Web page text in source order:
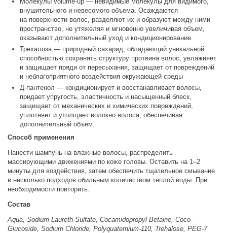
внушительного и невесомого объема. Осаждаются
на поверхности волос, разделяют их и образуют между ними
пространство, не утяжеляя и мгновенно увеличивая объем,
оказывают дополнительный уход и кондиционирование.
Трехалоза — природный сахарид, обладающий уникальной
способностью сохранять структуру протеина волос, увлажняет
и защищает пряди от пересыхания, защищает от повреждений
и неблагоприятного воздействия окружающей среды
Д-пантенол — кондиционирует и восстанавливает волосы,
придает упругость, эластичность и насыщенный блеск,
защищает от механических и химических повреждений,
уплотняет и утолщает волокно волоса, обеспечивая
дополнительный объем.
Способ применения
Нанести шампунь на влажные волосы, распределить
массирующими движениями по коже головы. Оставить на 1–2
минуты для воздействия, затем обеспечить тщательное смывание
в несколько подходов обильным количеством теплой воды. При
необходимости повторить.
Состав
Aqua, Sodium Laureth Sulfate, Cocamidopropyl Betaine, Coco-
Glucoside, Sodium Chloride, Polyquaternium-110, Trehalose, PEG-7